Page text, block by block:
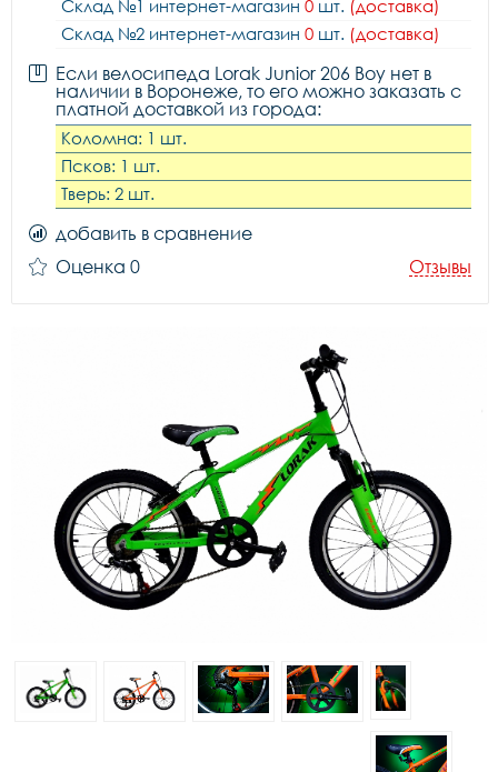
Склад №1 интернет-магазин 0 шт. (доставка)
Склад №2 интернет-магазин 0 шт. (доставка)
Если велосипеда Lorak Junior 206 Boy нет в
наличии в Воронеже, то его можно заказать с
платной доставкой из города:
Коломна: 1 шт.
Псков: 1 шт.
Тверь: 2 шт.
добавить в сравнение
Оценка 0
Отзывы